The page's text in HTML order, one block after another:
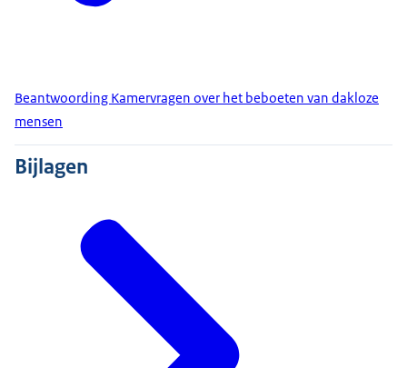
Beantwoording Kamervragen over het beboeten van dakloze
mensen
Bijlagen